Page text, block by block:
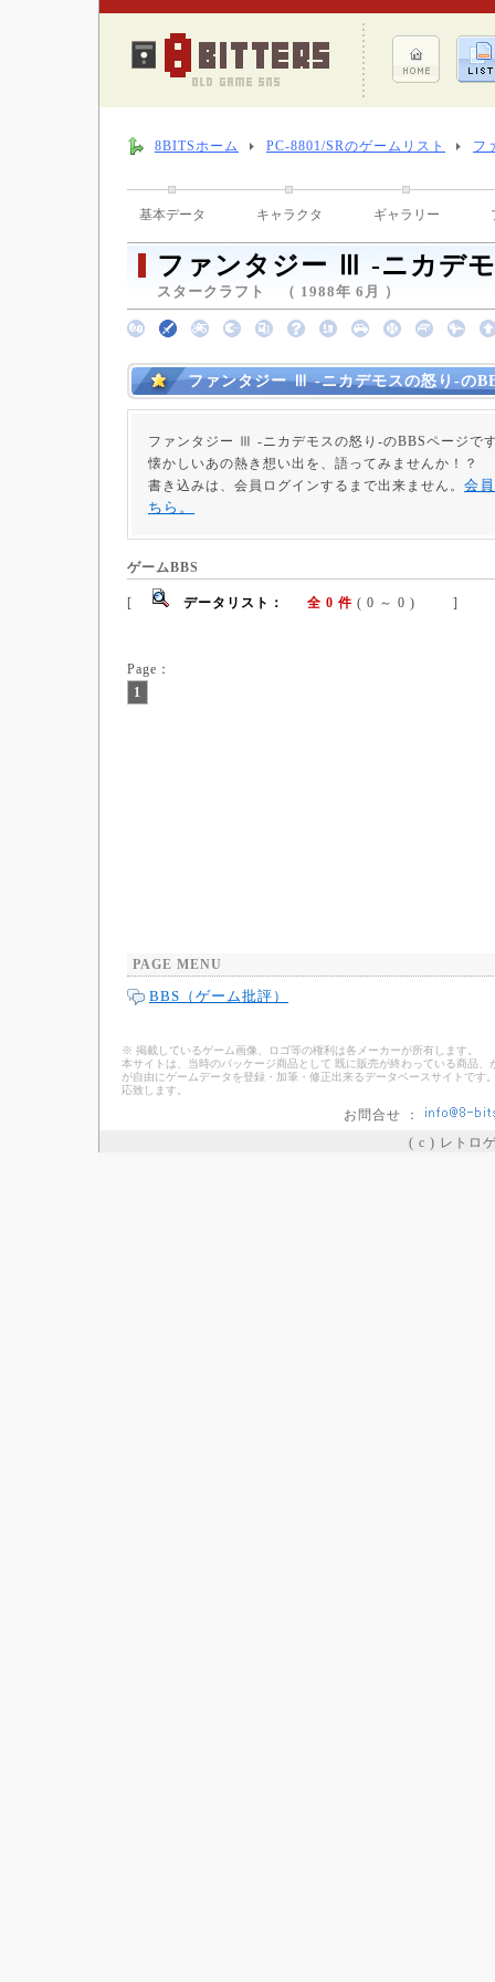
8BITSホーム PC-8801/SRのゲームリスト フ
基本データ キャラクタ ギャラリー
ファンタジー Ⅲ -ニカデ
スタークラフト （ 1988年 6月 ）
ファンタジー Ⅲ -ニカデモスの怒り-の
ファンタジー Ⅲ -ニカデモスの怒り-のBBSページで
懐かしいあの熱き想い出を、語ってみませんか！？
書き込みは、会員ログインするまで出来ません。 会
ちら。
ゲームBBS
[ データリスト： 全 0 件 ( 0 ～ 0 ) ]
Page：
1
PAGE MENU
BBS（ゲーム批評）
※ 掲載しているゲーム画像、ロゴ等の権利は各メーカーが所有します。
本サイトは、当時のパッケージ商品として 既に販売が終わっている商品
が自由にゲームデータを登録・加筆・修正出来るデータベースサイトで
応致します。
お問合せ ：
( c ) レトロ